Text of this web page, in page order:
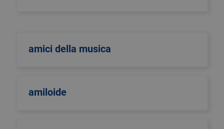
amici della musica
amiloide